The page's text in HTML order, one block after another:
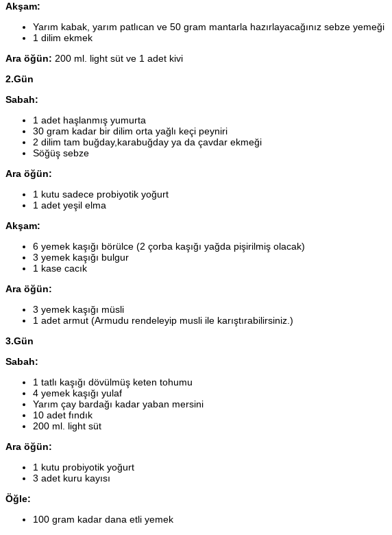
Akşam:
Yarım kabak, yarım patlıcan ve 50 gram mantarla hazırlayacağınız sebze yemeği
1 dilim ekmek
Ara öğün: 200 ml. light süt ve 1 adet kivi
2.Gün
Sabah:
1 adet haşlanmış yumurta
30 gram kadar bir dilim orta yağlı keçi peyniri
2 dilim tam buğday,karabuğday ya da çavdar ekmeği
Söğüş sebze
Ara öğün:
1 kutu sadece probiyotik yoğurt
1 adet yeşil elma
Akşam:
6 yemek kaşığı börülce (2 çorba kaşığı yağda pişirilmiş olacak)
3 yemek kaşığı bulgur
1 kase cacık
Ara öğün:
3 yemek kaşığı müsli
1 adet armut (Armudu rendeleyip musli ile karıştırabilirsiniz.)
3.Gün
Sabah:
1 tatlı kaşığı dövülmüş keten tohumu
4 yemek kaşığı yulaf
Yarım çay bardağı kadar yaban mersini
10 adet fındık
200 ml. light süt
Ara öğün:
1 kutu probiyotik yoğurt
3 adet kuru kayısı
Öğle:
100 gram kadar dana etli yemek